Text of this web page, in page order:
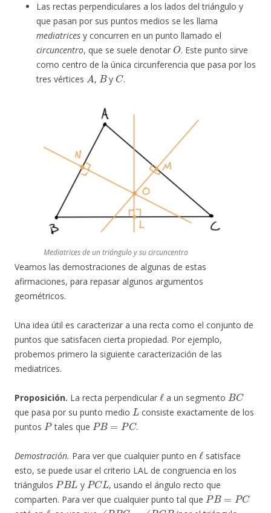
Las rectas perpendiculares a los lados del triángulo y
que pasan por sus puntos medios se les llama
mediatrices y concurren en un punto llamado el
circuncentro, que se suele denotar
O
. Este punto sirve
como centro de la única circunferencia que pasa por los
tres vértices
A
,
B
y
C
.
Mediatrices de un triángulo y su circuncentro
Veamos las demostraciones de algunas de estas
afirmaciones, para repasar algunos argumentos
geométricos.
Una idea útil es caracterizar a una recta como el conjunto de
puntos que satisfacen cierta propiedad. Por ejemplo,
probemos primero la siguiente caracterización de las
mediatrices.
Proposición. La recta perpendicular
ℓ
a un segmento
BC
que pasa por su punto medio
L
consiste exactamente de los
puntos
P
tales que
PB=PC
.
Demostración. Para ver que cualquier punto en
ℓ
satisface
esto, se puede usar el criterio LAL de congruencia en los
triángulos
PBL
y
PCL
, usando el ángulo recto que
comparten. Para ver que cualquier punto tal que
PB=
ℓ ∠PBC=∠PCB